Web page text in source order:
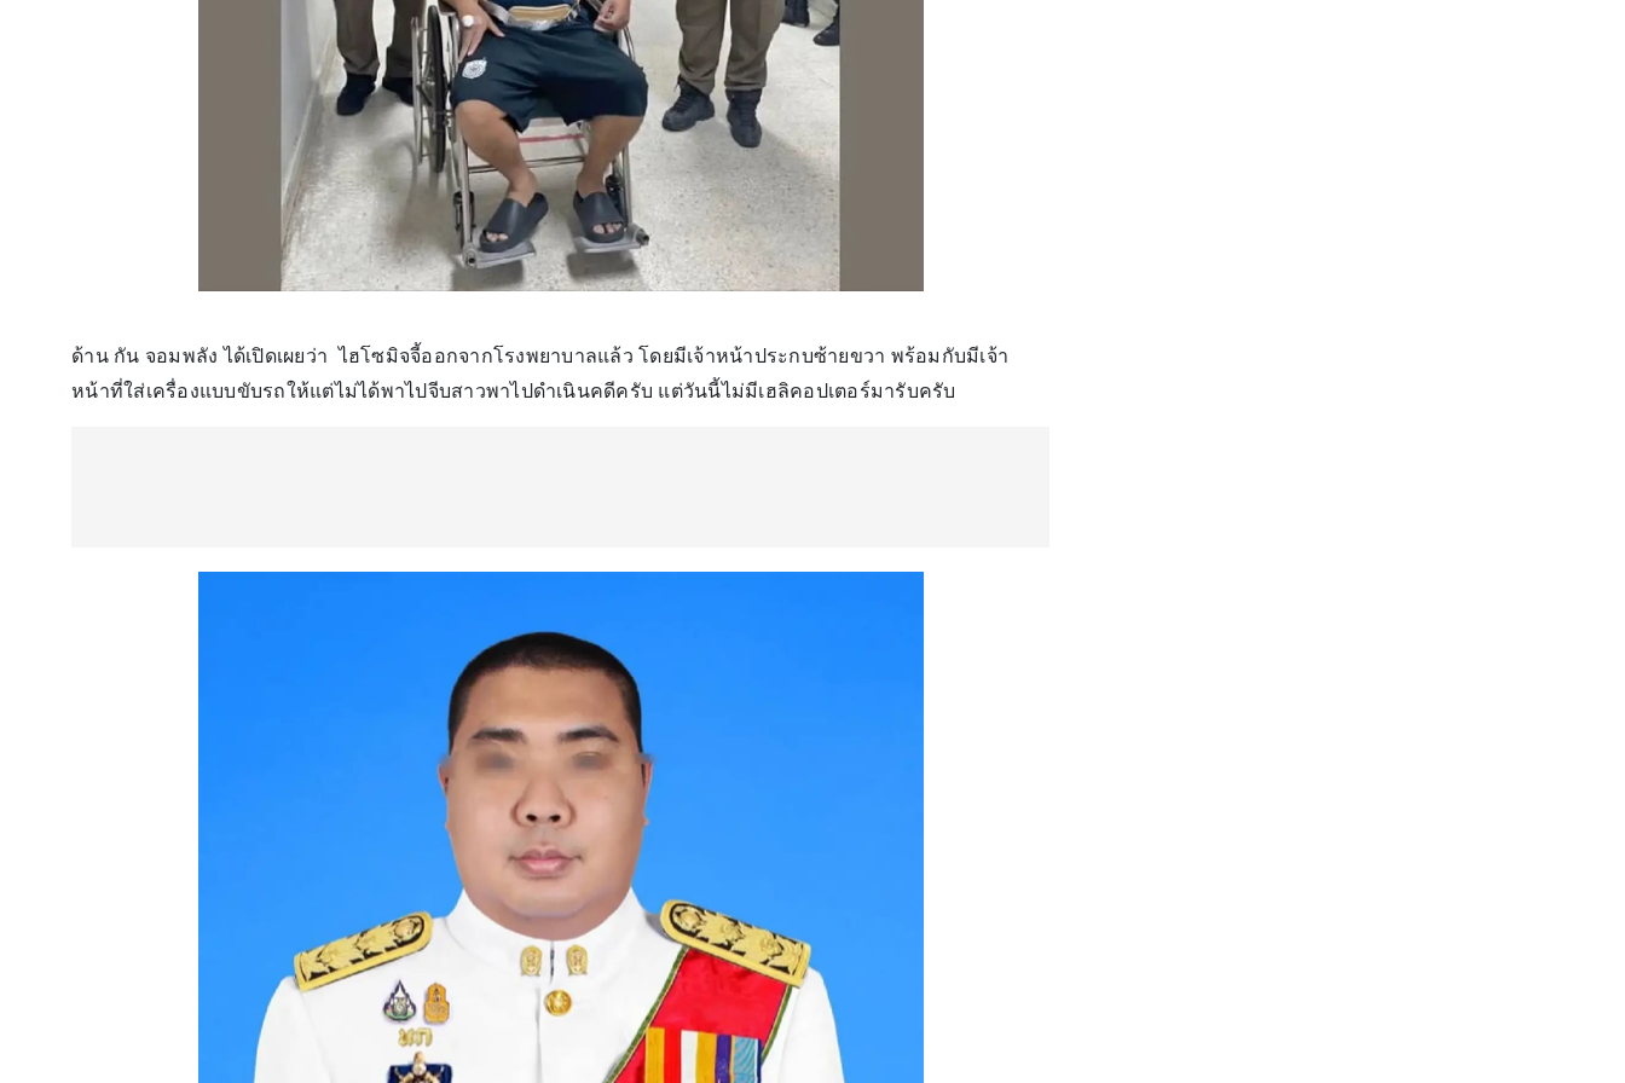
ด้าน กัน จอมพลัง ได้เปิดเผยว่า ไฮโซมิจจี้ออกจากโรงพยาบาลแล้ว โดยมีเจ้าหน้าประกบซ้ายขวา พร้อมกับมีเจ้า
หน้าที่ใส่เครื่องแบบขับรถให้แต่ไม่ได้พาไปจีบสาวพาไปดำเนินคดีครับ แต่วันนี้ไม่มีเฮลิคอปเตอร์มารับครับ